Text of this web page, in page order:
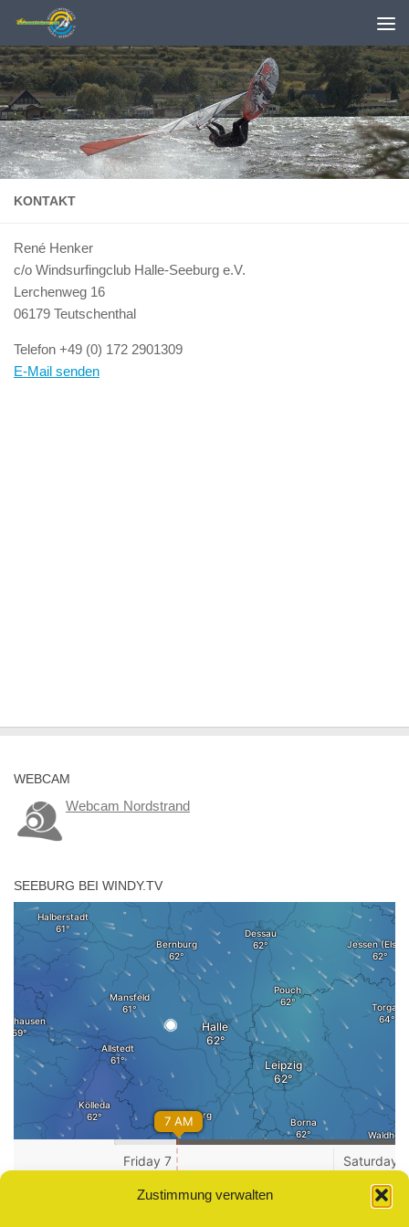
Zustimmung verwalten
Zum Inhalt springen
KONTAKT
René Henker
c/o Windsurfingclub Halle-Seeburg e.V.
Lerchenweg 16
06179 Teutschenthal
Telefon +49 (0) 172 2901309
E-Mail senden
WEBCAM
Webcam Nordstrand
SEEBURG BEI WINDY.TV